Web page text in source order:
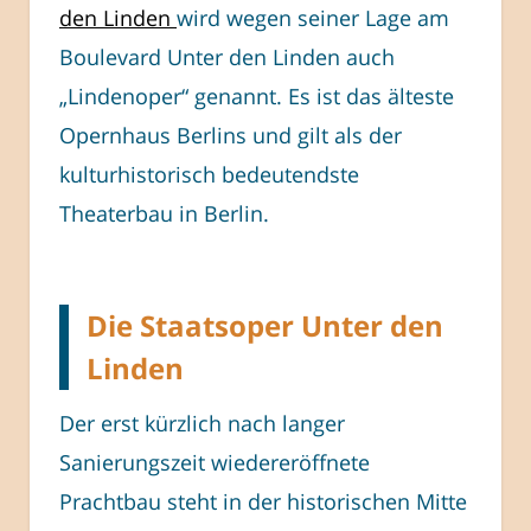
den Linden wird wegen seiner Lage am
Boulevard Unter den Linden auch
„Lindenoper“ genannt. Es ist das älteste
Opernhaus Berlins und gilt als der
kulturhistorisch bedeutendste
Theaterbau in Berlin.
Die Staatsoper Unter den
Linden
Der erst kürzlich nach langer
Sanierungszeit wiedereröffnete
Prachtbau steht in der historischen Mitte